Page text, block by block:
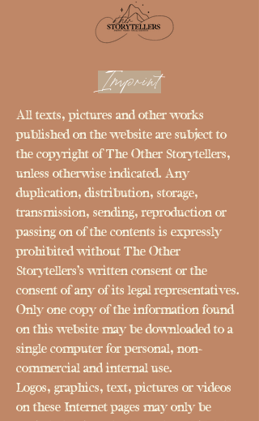
Imprint
All texts, pictures and other works
published on the website are subject to
the copyright of The Other Storytellers,
unless otherwise indicated. Any
duplication, distribution, storage,
transmission, sending, reproduction or
passing on of the contents is expressly
prohibited without The Other
Storytellers's written consent or the
consent of any of its legal representatives.
Only one copy of the information found
on this website may be downloaded to a
single computer for personal, non-
commercial and internal use.
Logos, graphics, text, pictures or videos
on these Internet pages may only be